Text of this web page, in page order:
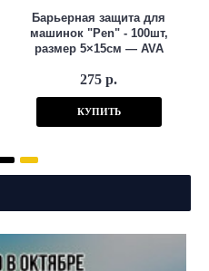
Барьерная защита для
машинок "Pen" - 100шт,
размер 5×15см — AVA
275 р.
КУПИТЬ